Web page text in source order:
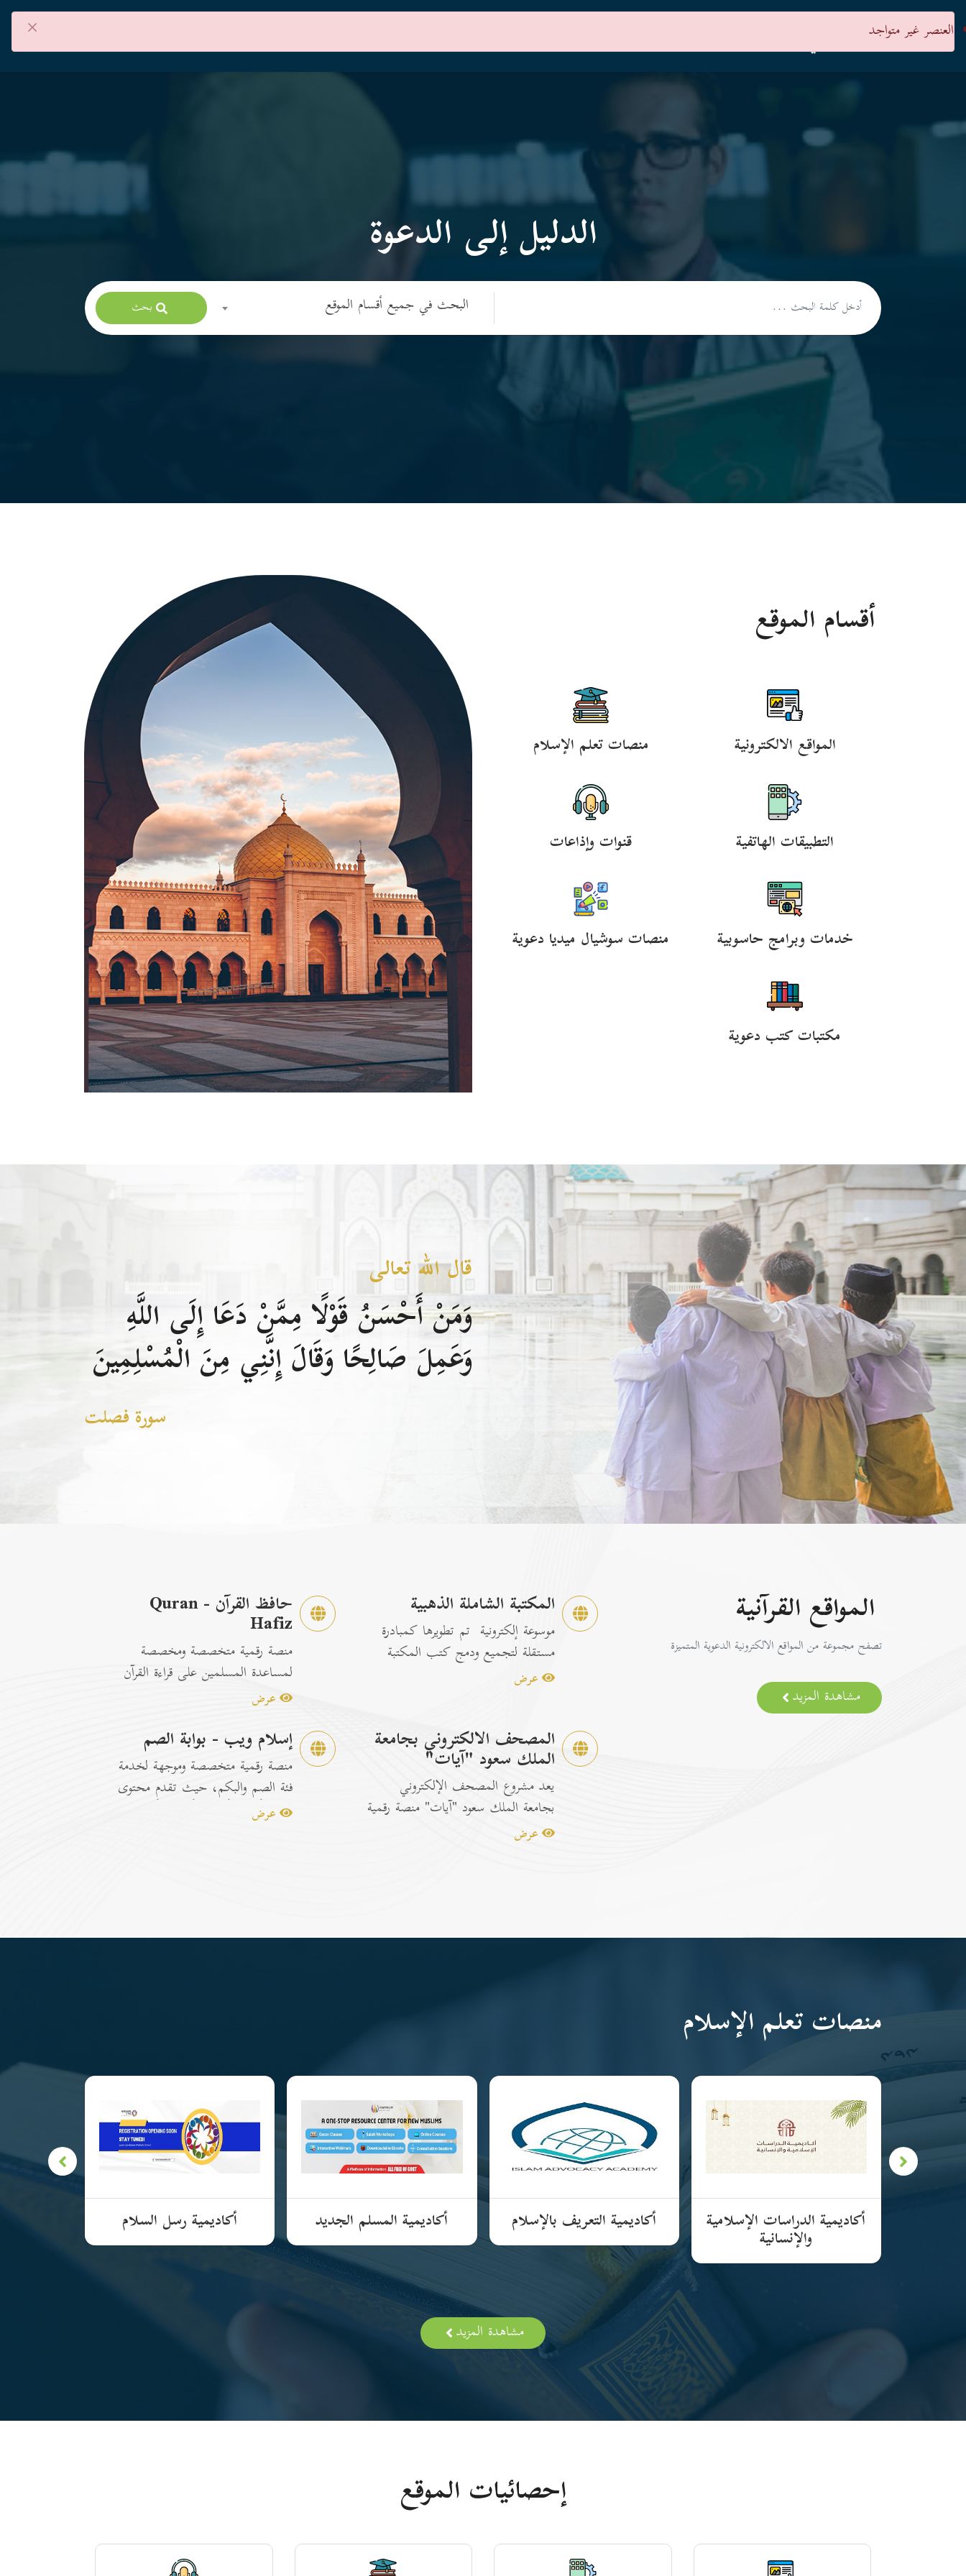
العنصر غير متواجد ×
الدليل إلى الدعوة
البحث في جميع أقسام الموقع بحث
أقسام الموقع
المواقع الالكترونية منصات تعلم الإسلام
التطبيقات الهاتفية قنوات وإذاعات
خدمات وبرامج حاسوبية منصات سوشيال ميديا دعوية
مكتبات كتب دعوية
قال الله تعالى
وَمَنْ أَحْسَنُ قَوْلًا مِمَّنْ دَعَا إِلَى اللَّهِ
وَعَمِلَ صَالِحًا وَقَالَ إِنَّنِي مِنَ الْمُسْلِمِينَ
سورة فصلت
المواقع القرآنية
تصفح مجموعة من المواقع الالكترونية الدعوية المتميزة
مشاهدة المزيد
المكتبة الشاملة الذهبية
موسوعة إلكترونية تم تطويرها كمبادرة
مستقلة لتجميع ودمج كتب المكتبة
الشاملة الرسمية مع إصدارات...
عرض
حافظ القرآن - Quran
Hafiz
منصة رقمية متخصصة ومخصصة
لمساعدة المسلمين على قراءة القرآن
الكريم وتسهيل عمليات الحفظ
عرض
المصحف الالكتروني بجامعة
الملك سعود "آيات"
يعد مشروع المصحف الإلكتروني
بجامعة الملك سعود "آيات" منصة رقمية
متكاملة ومخصصة لتصفح وقراءة القرآن
عرض
إسلام ويب - بوابة الصم
منصة رقمية متخصصة وموجهة لخدمة
فئة الصم والبكم، حيث تقدم محتوى
إسلامياً وتوعوياً تفاعلياً مترجماً با...
عرض
منصات تعلم الإسلام
أكاديمية الدراسات الإسلامية
والإنسانية
أكاديمية التعريف بالإسلام أكاديمية المسلم الجديد أكاديمية رسل السلام
مشاهدة المزيد
إحصائيات الموقع